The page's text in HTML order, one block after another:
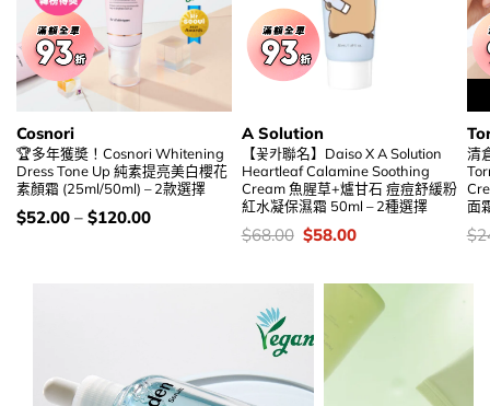
Cosnori
🏆多年獲奬！Cosnori Whitening
Dress Tone Up 純素提亮美白櫻花
素顏霜 (25ml/50ml) – 2款選擇
價
錢：
$52.00– $120.00
A Solution
【꽃카聯名】Daiso X A Solution
Heartleaf Calamine Soothing
Cream 魚腥草+爐甘石 痘痘舒緩粉
紅水凝保濕霜 50ml – 2種選擇
價
錢：
$68.00 Original
price
$68.00.
$58.00Current
$58.00.
清
面
價
錢
$